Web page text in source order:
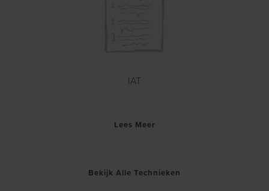
IAT
Lees Meer
Bekijk Alle Technieken